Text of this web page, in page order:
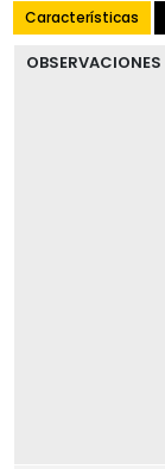
Características
OBSERVACIONES